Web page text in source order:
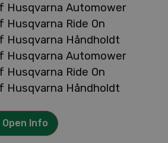
Husqvarna Automower
Husqvarna Ride On
Husqvarna Håndholdt
Husqvarna Automower
Husqvarna Ride On
Husqvarna Håndholdt
Open Info